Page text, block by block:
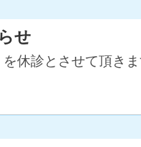
せ
休診とさせて頂き